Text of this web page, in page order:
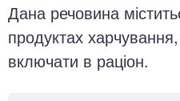
Дана речовина
продуктах
включати в раціон.